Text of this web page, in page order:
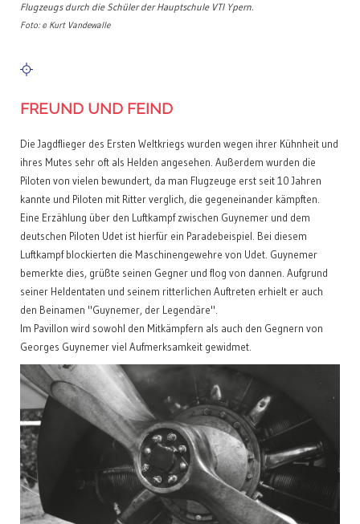
Flugzeugs durch die Schüler der Hauptschule VTI Ypern.
Foto: © Kurt Vandewalle
FREUND UND FEIND
Die Jagdflieger des Ersten Weltkriegs wurden wegen ihrer Kühnheit und
ihres Mutes sehr oft als Helden angesehen. Außerdem wurden die
Piloten von vielen bewundert, da man Flugzeuge erst seit 10 Jahren
kannte und Piloten mit Ritter verglich, die gegeneinander kämpften.
Eine Erzählung über den Luftkampf zwischen Guynemer und dem
deutschen Piloten Udet ist hierfür ein Paradebeispiel. Bei diesem
Luftkampf blockierten die Maschinengewehre von Udet. Guynemer
bemerkte dies, grüßte seinen Gegner und flog von dannen. Aufgrund
seiner Heldentaten und seinem ritterlichen Auftreten erhielt er auch
den Beinamen "Guynemer, der Legendäre".
Im Pavillon wird sowohl den Mitkämpfern als auch den Gegnern von
Georges Guynemer viel Aufmerksamkeit gewidmet.